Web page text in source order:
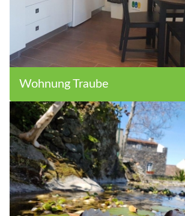
Wohnung Traube